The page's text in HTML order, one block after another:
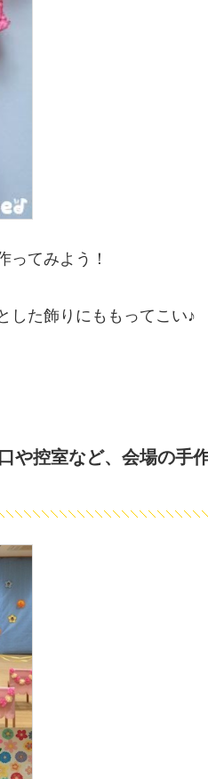
てみよう！
した飾りにももってこい♪
や控室など、会場の手